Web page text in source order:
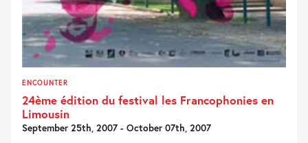
ENCOUNTER
24ème édition du festival les Francophonies en
Limousin
September 25th, 2007 - October 07th, 2007